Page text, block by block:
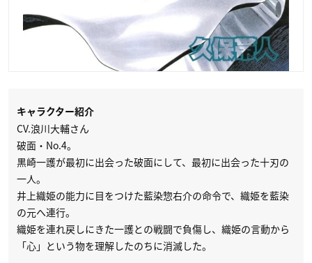
キャラクター紹介
CV.浪川大輔さん
破面・No.4。
黒崎一護が最初に出会った破面にして、最初に出会った十刃の
一人。
井上織姫の能力に目をつけた藍染惣右介の命令で、織姫を藍染
の元へ連行。
織姫を連れ戻しにきた一護との戦闘で負傷し、織姫の言動から
「心」という物を理解したのちに消滅した。